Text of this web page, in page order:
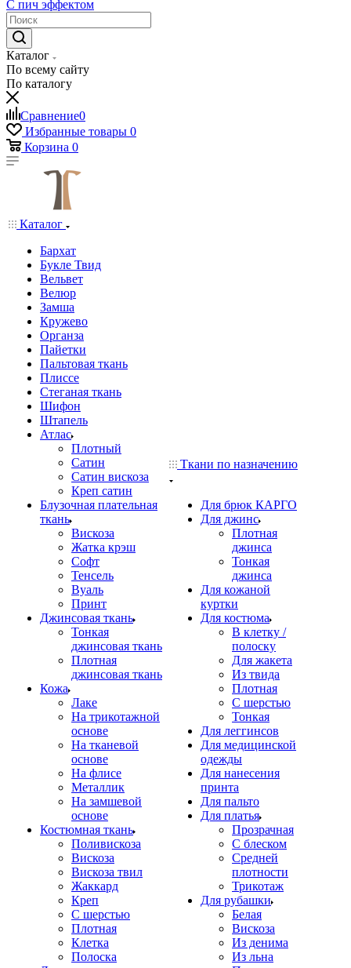
С пич эффектом
Каталог
По всему сайту
По каталогу
Сравнение0
Избранные товары 0
Корзина 0
Каталог
Бархат
Букле Твид
Вельвет
Велюр
Замша
Кружево
Органза
Пайетки
Пальтовая ткань
Плиссе
Стеганая ткань
Шифон
Штапель
Атлас
Плотный
Сатин
Сатин вискоза
Креп сатин
Блузочная плательная
ткань
Вискоза
Жатка крэш
Софт
Тенсель
Вуаль
Принт
Джинсовая ткань
Тонкая
джинсовая ткань
Плотная
джинсовая ткань
Кожа
Лаке
На трикотажной
основе
На тканевой
основе
На флисе
Металлик
На замшевой
основе
Костюмная ткань
Поливискоза
Вискоза
Вискоза твил
Жаккард
Креп
С шерстью
Плотная
Клетка
Полоска
Ткани по назначению
Для брюк КАРГО
Для джинс
Плотная
джинса
Тонкая
джинса
Для кожаной
куртки
Для костюма
В клетку /
полоску
Для жакета
Из твида
Плотная
С шерстью
Тонкая
Для леггинсов
Для медицинской
одежды
Для нанесения
принта
Для пальто
Для платья
Прозрачная
С блеском
Средней
плотности
Трикотаж
Для рубашки
Белая
Вискоза
Из денима
Из льна